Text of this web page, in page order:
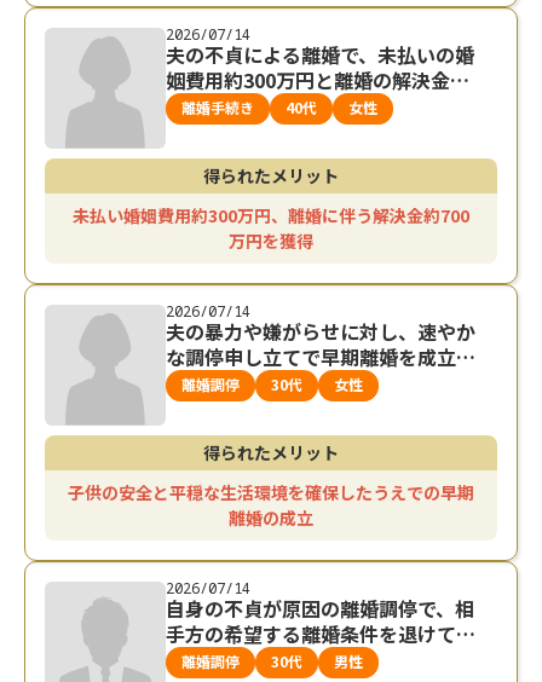
2026/07/14
夫の不貞による離婚で、未払いの婚
姻費用約300万円と離婚の解決金約7
00万円を獲得した事例
離婚手続き 40代 女性
得られたメリット
未払い婚姻費用約300万円、離婚に伴う解決金約700
万円を獲得
2026/07/14
夫の暴力や嫌がらせに対し、速やか
な調停申し立てで早期離婚を成立さ
せた事例
離婚調停 30代 女性
得られたメリット
子供の安全と平穏な生活環境を確保したうえでの早期
離婚の成立
2026/07/14
自身の不貞が原因の離婚調停で、相
手方の希望する離婚条件を退けて早
期の離婚が成立した事例
離婚調停 30代 男性